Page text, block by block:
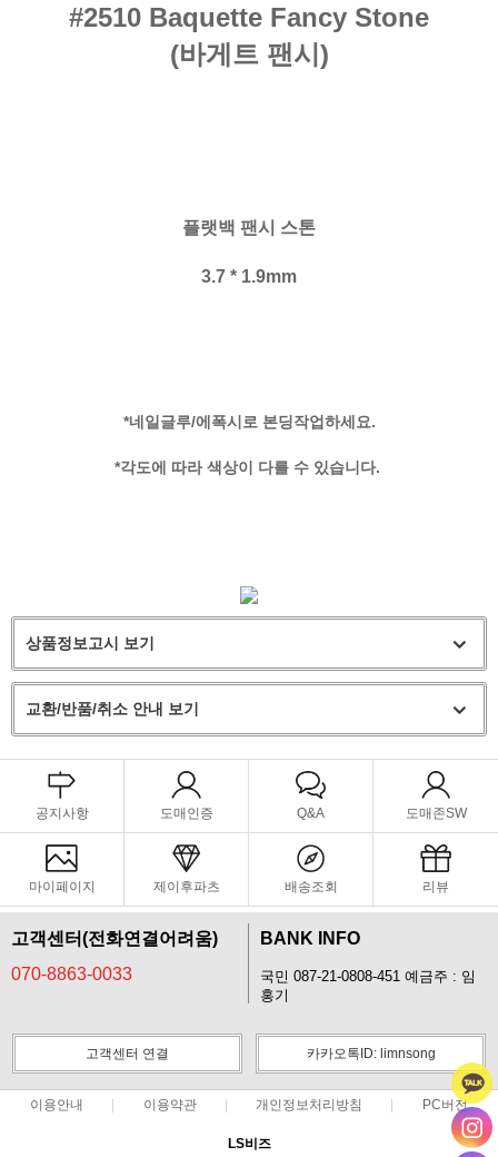
#2510 Baquette Fancy Stone
(바게트 팬시)
플랫백 팬시 스톤
3.7 * 1.9mm
*네일글루/에폭시로 본딩작업하세요.
*각도에 따라 색상이 다를 수 있습니다.
상품정보고시 보기
교환/반품/취소 안내 보기
공지사항 도매인증 Q&A 도매존SW
마이페이지 제이후파츠 배송조회 리뷰
고객센터(전화연결어려움)
070-8863-0033
BANK INFO
국민 087-21-0808-451 예금주 : 임
홍기
고객센터 연결 카카오톡ID: limnsong
이용안내 이용약관 개인정보처리방침 PC버전
LS비즈